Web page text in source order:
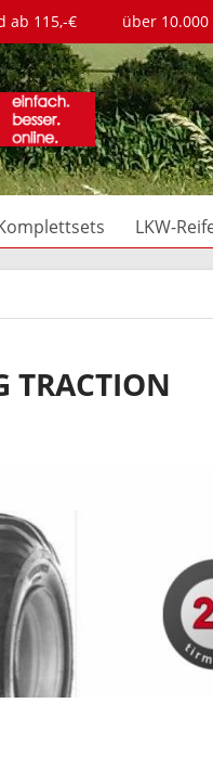
ab 115,-€ über
LKW-
TRACTION